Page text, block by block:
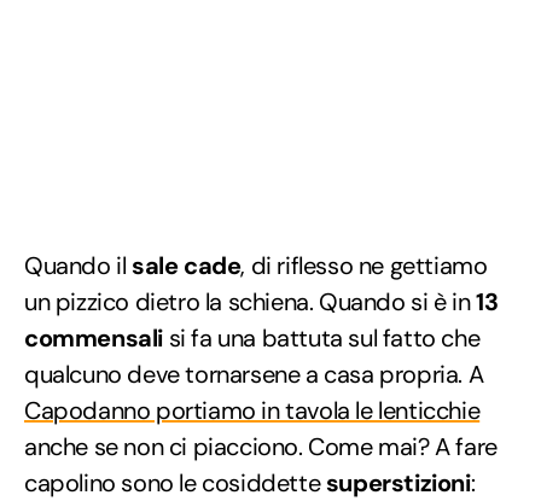
Quando il sale cade, di riflesso ne gettiamo
un pizzico dietro la schiena. Quando si è in13
commensali si fa una battuta sul fatto che
qualcuno deve tornarsene a casa propria. A
Capodanno portiamo in tavola le lenticchie
anche se non ci piacciono. Come mai? A fare
capolino sono le cosiddettesuperstizioni: